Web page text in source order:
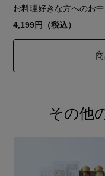
お料理好きな方へのお
4,199円
（税込）
その他